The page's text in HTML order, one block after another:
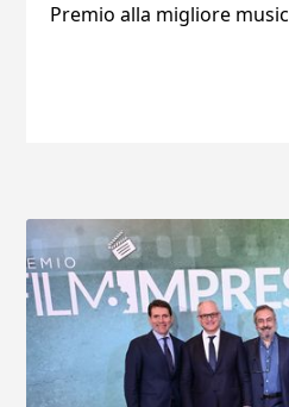
Premio alla migliore